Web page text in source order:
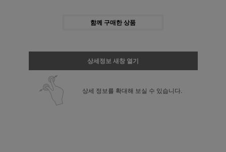
함께 구매한 상품
상세정보 새창 열기
상세 정보를 확대해 보실 수 있습니다.